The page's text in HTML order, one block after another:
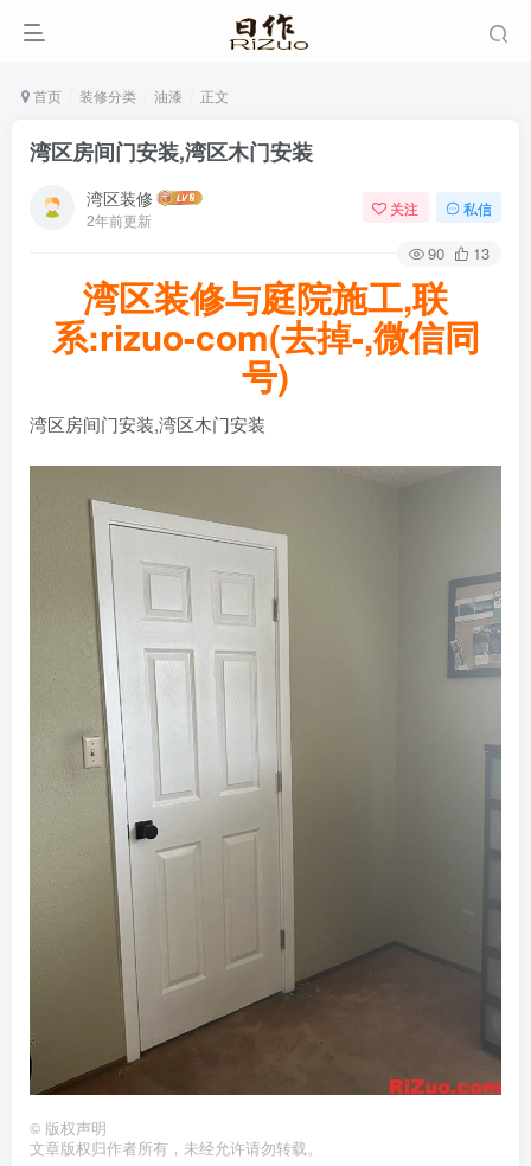
首页 装修分类 油漆 正文
湾区房间门安装,湾区木门安装
湾区装修
2年前更新
关注 私信
90 13
湾区装修与庭院施工,联
系:rizuo-com(去掉-,微信同
号)
湾区房间门安装,湾区木门安装
© 版权声明
文章版权归作者所有，未经允许请勿转载。